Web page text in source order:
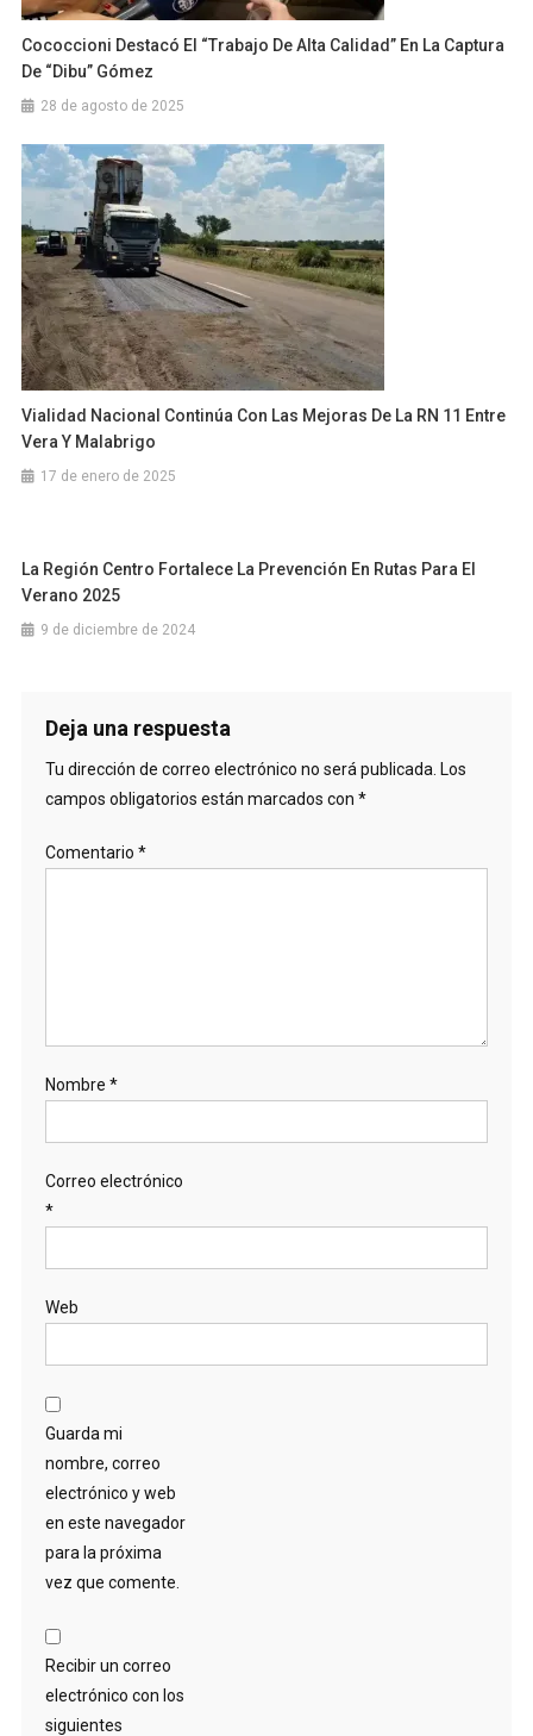
Cococcioni Destacó El “trabajo De Alta Calidad” En La Captura
De “Dibu” Gómez
28 de agosto de 2025
Vialidad Nacional Continúa Con Las Mejoras De La RN 11 Entre
Vera Y Malabrigo
17 de enero de 2025
La Región Centro Fortalece La Prevención En Rutas Para El
Verano 2025
9 de diciembre de 2024
Deja una respuesta
Tu dirección de correo electrónico no será publicada. Los
campos obligatorios están marcados con *
Comentario *
Nombre *
Correo electrónico
*
Web
Guarda mi
nombre, correo
electrónico y web
en este navegador
para la próxima
vez que comente.
Recibir un correo
electrónico con los
siguientes